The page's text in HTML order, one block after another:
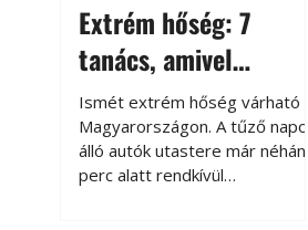
Extrém hőség: 7
tanács, amivel
megóvhatjuk
autónkat a nyári
károktól
Ismét extrém hőség várható
Magyarországon. A tűző napon
álló autók utastere már néhány
perc alatt rendkívül